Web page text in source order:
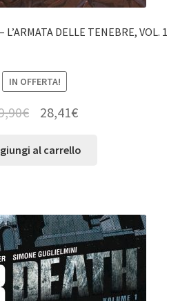
L’ARMATA DELLE TENEBRE, VOL. 1
IN OFFERTA!
€ 28,41€
al carrello